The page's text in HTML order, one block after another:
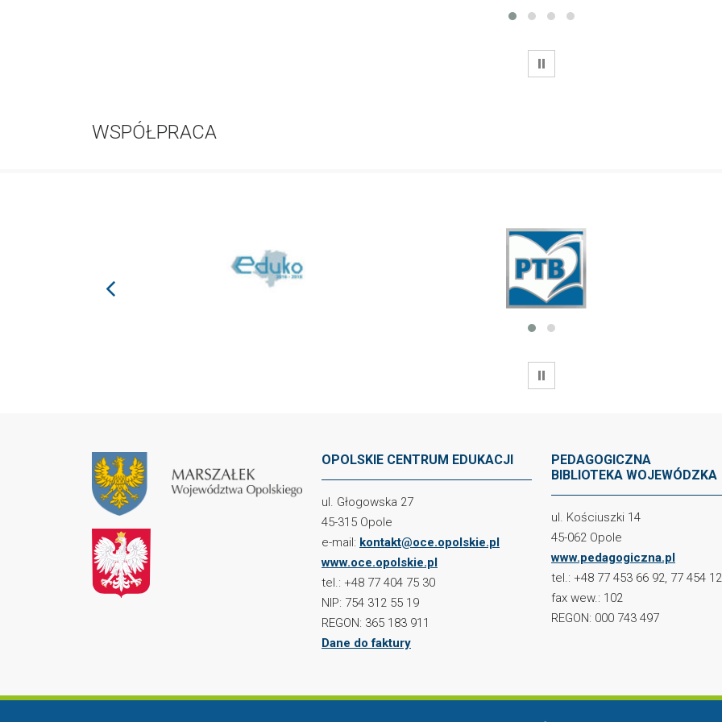
WSTRZYMAJ
WSPÓŁPRACA
prev
WSTRZYMAJ
OPOLSKIE CENTRUM EDUKACJI
ul. Głogowska 27
45-315 Opole
e-mail: kontakt@oce.opolskie.pl
www.oce.opolskie.pl
tel.: +48 77 404 75 30
NIP: 754 312 55 19
REGON: 365 183 911
Dane do faktury
PEDAGOGICZNA
BIBLIOTEKA WOJEWÓDZKA
ul. Kościuszki 14
45-062 Opole
www.pedagogiczna.pl
tel.: +48 77 453 66 92, 77 454
fax wew.: 102
REGON: 000 743 497